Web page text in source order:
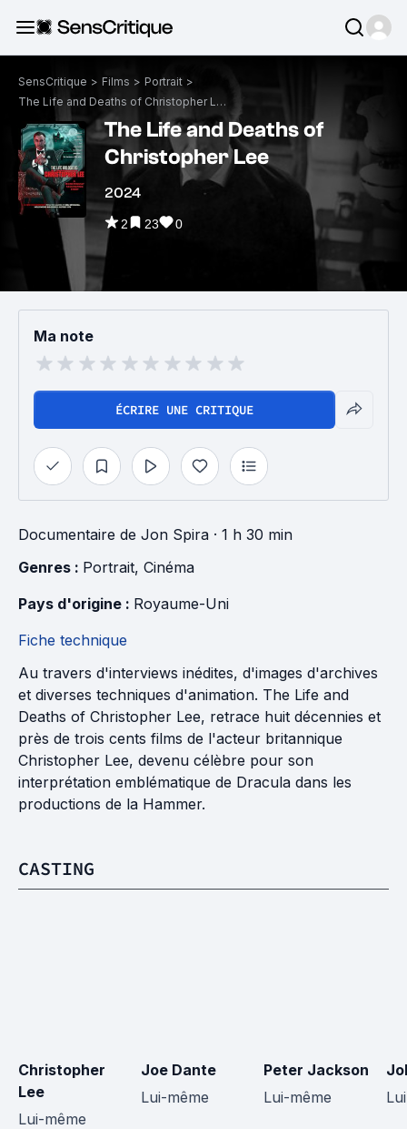
SensCritique > Films > Portrait >
The Life and Deaths of Christopher Lee
The Life and Deaths of
Christopher Lee
2024
2 23 0
Ma note
ÉCRIRE UNE CRITIQUE
Documentaire de Jon Spira · 1 h 30 min
Genres : Portrait, Cinéma
Pays d'origine : Royaume-Uni
Fiche technique
Au travers d'interviews inédites, d'images d'archives
et diverses techniques d'animation. The Life and
Deaths of Christopher Lee, retrace huit décennies et
près de trois cents films de l'acteur britannique
Christopher Lee, devenu célèbre pour son
interprétation emblématique de Dracula dans les
productions de la Hammer.
CASTING
Christopher
Lee
Lui-même
Joe Dante
Lui-même
Peter Jackson
Lui-même